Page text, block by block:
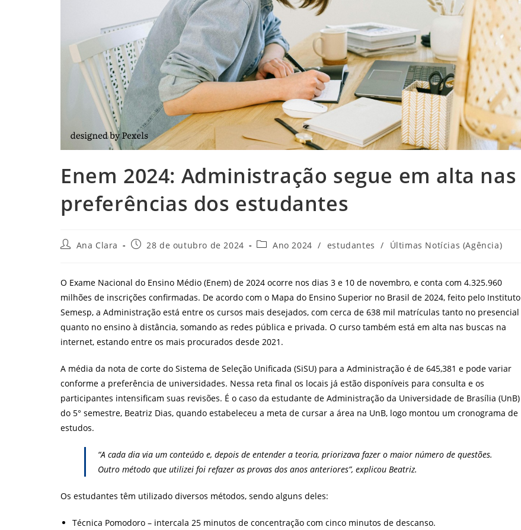
Enem 2024: Administração segue em alta nas
preferências dos estudantes
AutorAna Clara
Post28 de outubro de 2024
Categoria
Ano 2024 / estudantes / Últimas Notícias (Agência)
O Exame Nacional do Ensino Médio (Enem) de 2024 ocorre nos dias 3 e 10 de novembro, e conta com 4.325.960
milhões de inscrições confirmadas. De acordo com o Mapa do Ensino Superior no Brasil de 2024, feito pelo Instituto
Semesp, a Administração está entre os cursos mais desejados, com cerca de 638 mil matrículas tanto no presencial
quanto no ensino à distância, somando as redes pública e privada. O curso também está em alta nas buscas na
internet, estando entre os mais procurados desde 2021.
A média da nota de corte do Sistema de Seleção Unificada (SiSU) para a Administração é de 645,381 e pode variar
conforme a preferência de universidades. Nessa reta final os locais já estão disponíveis para consulta e os
participantes intensificam suas revisões. É o caso da estudante de Administração da Universidade de Brasília (UnB)
do 5° semestre, Beatriz Dias, quando estabeleceu a meta de cursar a área na UnB, logo montou um cronograma de
estudos.
“A cada dia via um conteúdo e, depois de entender a teoria, priorizava fazer o maior número de questões.
Outro método que utilizei foi refazer as provas dos anos anteriores”, explicou Beatriz.
Os estudantes têm utilizado diversos métodos, sendo alguns deles:
Técnica Pomodoro – intercala 25 minutos de concentração com cinco minutos de descanso.